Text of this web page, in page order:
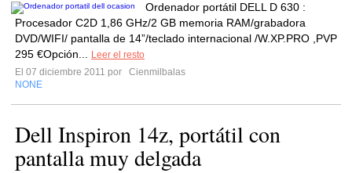
Ordenador portátil DELL D 630 :
Procesador C2D 1,86 GHz/2 GB memoria RAM/grabadora
DVD/WIFI/ pantalla de 14”/teclado internacional /W.XP.PRO ,PVP
295 €Opción...
Leer el resto
El 07 diciembre 2011 por
Cienmilbalas
NONE
Dell Inspiron 14z, portátil con
pantalla muy delgada